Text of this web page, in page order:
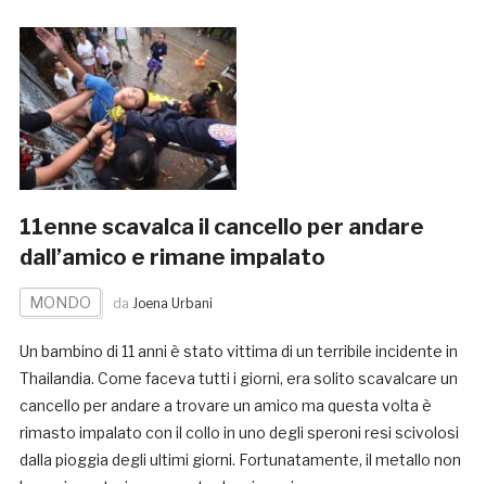
11enne scavalca il cancello per andare
dall’amico e rimane impalato
MONDO da Joena Urbani
Un bambino di 11 anni è stato vittima di un terribile incidente in
Thailandia. Come faceva tutti i giorni, era solito scavalcare un
cancello per andare a trovare un amico ma questa volta è
rimasto impalato con il collo in uno degli speroni resi scivolosi
dalla pioggia degli ultimi giorni. Fortunatamente, il metallo non